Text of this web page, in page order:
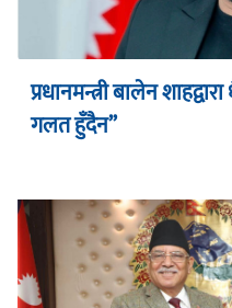
प्रधानमन्त्री बालेन
गलत हुँदैन”